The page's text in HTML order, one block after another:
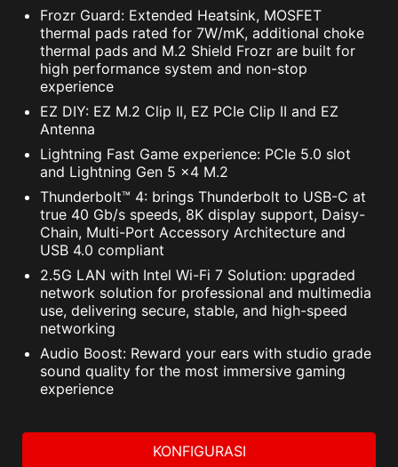
Frozr Guard: Extended Heatsink, MOSFET
thermal pads rated for 7W/mK, additional choke
thermal pads and M.2 Shield Frozr are built for
high performance system and non-stop
experience
EZ DIY: EZ M.2 Clip II, EZ PCIe Clip II and EZ
Antenna
Lightning Fast Game experience: PCIe 5.0 slot
and Lightning Gen 5 x4 M.2
Thunderbolt™ 4: brings Thunderbolt to USB-C at
true 40 Gb/s speeds, 8K display support, Daisy-
Chain, Multi-Port Accessory Architecture and
USB 4.0 compliant
2.5G LAN with Intel Wi-Fi 7 Solution: upgraded
network solution for professional and multimedia
use, delivering secure, stable, and high-speed
networking
Audio Boost: Reward your ears with studio grade
sound quality for the most immersive gaming
experience
KONFIGURASI